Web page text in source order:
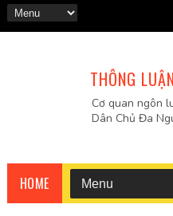
THÔNG
Cơ quan ngôn
Dân Chủ Đa
HOME